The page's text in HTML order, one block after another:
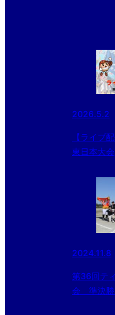
2026.5.2
【ライブ
東日本大会
2024.11.8
第36回テ
会 準決勝